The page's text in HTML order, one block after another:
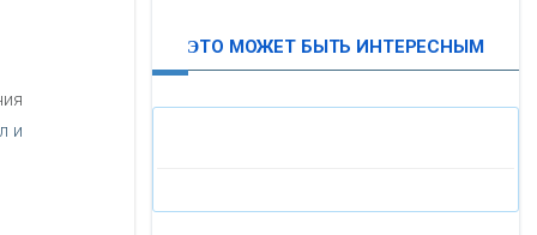
и
ЭТО МОЖЕТ БЫТЬ ИНТЕРЕСНЫМ